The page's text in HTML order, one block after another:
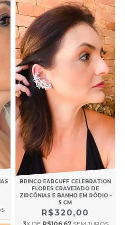
BRINCO EARCUFF CELEBRATION
FLORES CRAVEJADO DE
ZIRCÔNIAS E BANHO EM RÓDIO -
5 CM
R$320,00